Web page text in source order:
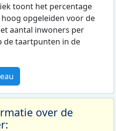
toont het percentage
opgeleiden voor de
aantal inwoners per
de taartpunten in de
over de